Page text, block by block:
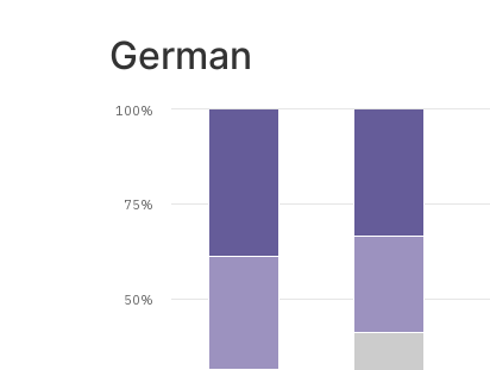
German
50%
75%
100%